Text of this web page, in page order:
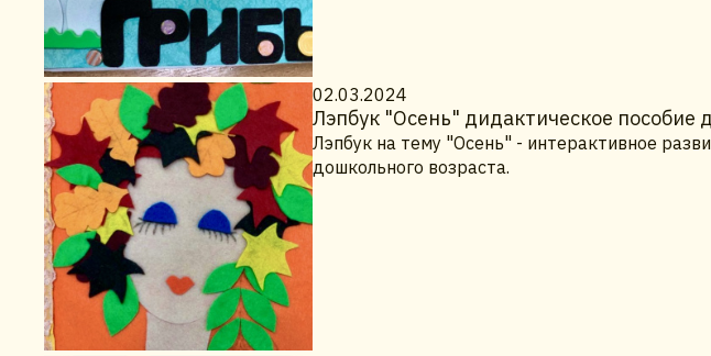
02.03.2024
Лэпбук "Осень" дидактическое пособие
Лэпбук на тему "Осень" - интерактивное
дошкольного возраста.